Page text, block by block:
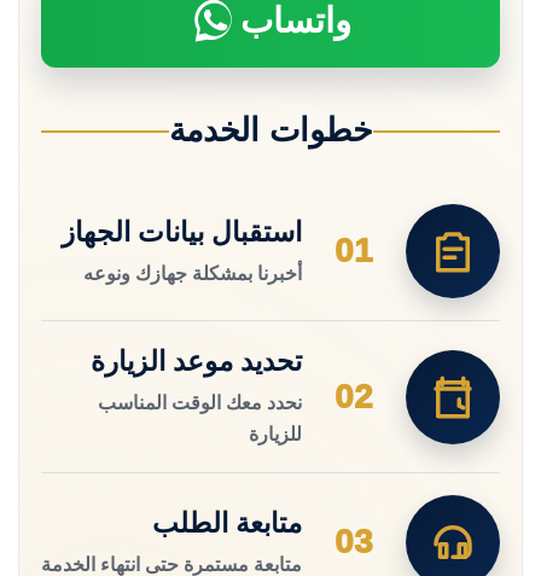
واتساب
خطوات الخدمة
01
استقبال بيانات الجهاز
أخبرنا بمشكلة جهازك ونوعه
02
تحديد موعد الزيارة
نحدد معك الوقت المناسب
للزيارة
03
متابعة الطلب
متابعة مستمرة حتى انتهاء الخدمة